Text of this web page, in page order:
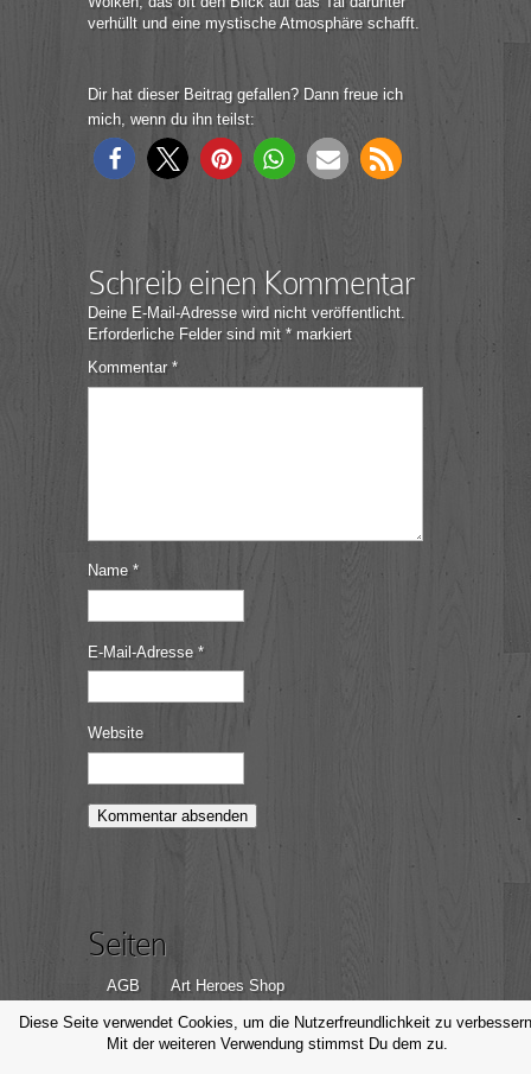
verhüllt und eine mystische Atmosphäre schafft.
Dir hat dieser Beitrag gefallen? Dann freue ich
mich, wenn du ihn teilst:
Schreib einen Kommentar
Deine E-Mail-Adresse wird nicht veröffentlicht.
Erforderliche Felder sind mit * markiert
Kommentar *
Name *
E-Mail-Adresse *
Website
Seiten
AGB
Art Heroes Shop
Datenschutzerklärung
Disclaimer
Impressum
Kontakt
Diese Seite verwendet Cookies, um die Nutzerfreundlichkeit zu
Mit der weiteren Verwendung stimmst Du dem zu.